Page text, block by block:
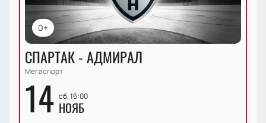
0+
СПАРТАК - АДМИРАЛ
Мегаспорт
14 сб, 16:00
НОЯБ